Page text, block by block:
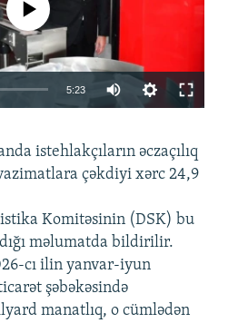
360p 480p
1080p
currently available
5:23
360p
480p
720p
1080p
istehlakçıların əczaçılıq
çəkdiyi xərc 24,9
Komitəsinin (DSK) bu
məlumatda bildirilir.
cı ilin yanvar-iyun
şəbəkəsində
manatlıq, o cümlədən